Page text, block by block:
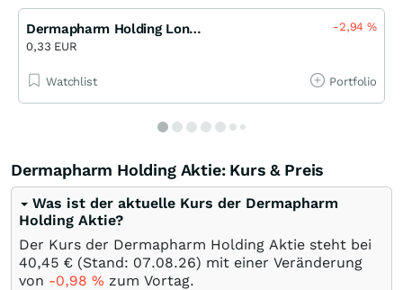
Dermapharm Holding Long 50 bis 12/2027 (DZ)
0,33 EUR
-2,94%
Watchlist Portfolio
Dermapharm Holding Aktie: Kurs & Preis
Was ist der aktuelle Kurs der Dermapharm
Holding Aktie?
Der Kurs der Dermapharm Holding Aktie steht bei
40,45 € (Stand: 07.08.26) mit einer Veränderung
von -0,98 % zum Vortag.